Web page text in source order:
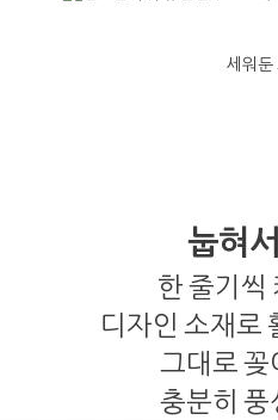
세워둔
눕혀
한 줄기씩
디자인 소재로
그대로
충분히